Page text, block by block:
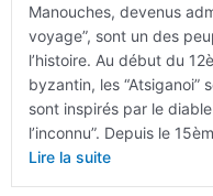
Manouches, devenus
voyage”, sont un des
l’histoire. Au début du
byzantin, les “Atsiganoi”
sont inspirés par le
l’inconnu”. Depuis le
Lire la suite